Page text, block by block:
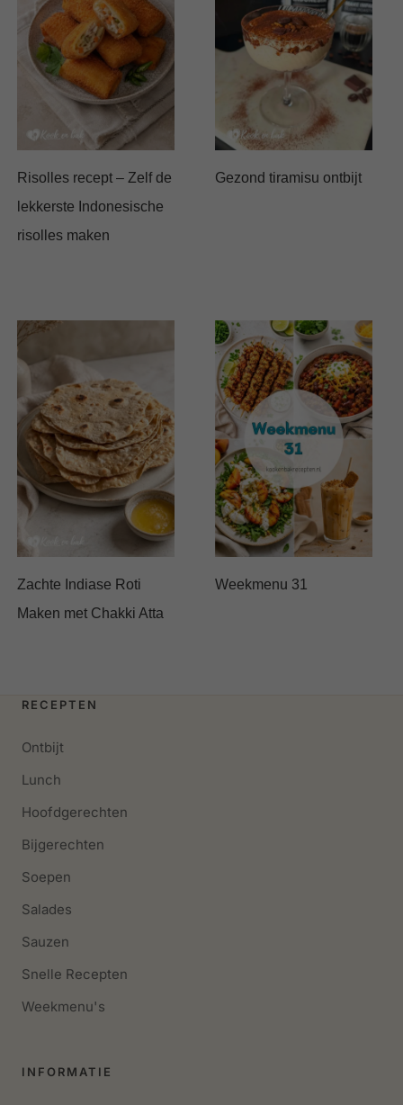
Risolles recept – Zelf de
lekkerste Indonesische
risolles maken
Gezond tiramisu ontbijt
Zachte Indiase Roti
Maken met Chakki Atta
Weekmenu 31
RECEPTEN
Ontbijt
Lunch
Hoofdgerechten
Bijgerechten
Soepen
Salades
Sauzen
Snelle Recepten
Weekmenu's
INFORMATIE